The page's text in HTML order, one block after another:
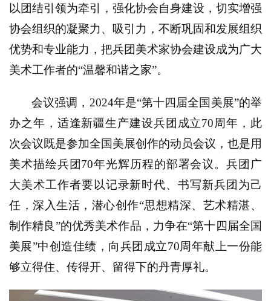
学
术
研
究
赏
砚
夜
话
术
图
以团结引领为牵引，强化协会自身建设，切实增强
协会组织的凝聚力、吸引力，不断巩固和发展组织
优势和专业能力，把兵团美术家协会建设成为广大
美术工作者的“温馨和谐之家”。
会议强调，2024年是“第十四届全国美展”的举
办之年，适逢新疆生产建设兵团成立70周年，此
次会议既是参加全国美展创作的动员会议，也是用
美术描绘兵团70年光辉历程的部署会议。兵团广
大美术工作者要以记录新时代、书写新兵团为己
任，深入生活，潜心创作“思想精深、艺术精湛、
制作精良”的优秀美术作品，力争在“第十四届全国
美展”中创造佳绩，向兵团成立70周年献上一份能
够立得住、传得开、留得下的丹青厚礼。